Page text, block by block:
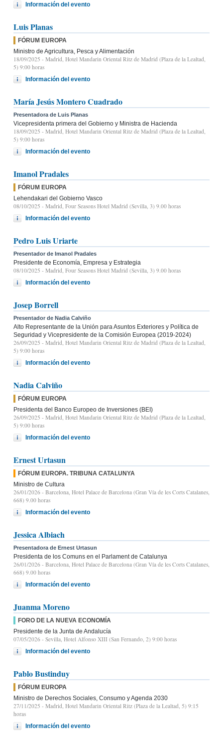
Información del evento
Luis Planas
FÓRUM EUROPA
Ministro de Agricultura, Pesca y Alimentación
18/09/2025 - Madrid, Hotel Mandarin Oriental Ritz de Madrid (Plaza de la Lealtad,
5) 9:00 horas
Información del evento
María Jesús Montero Cuadrado
Presentadora de Luis Planas
Vicepresidenta primera del Gobierno y Ministra de Hacienda
18/09/2025 - Madrid, Hotel Mandarin Oriental Ritz de Madrid (Plaza de la Lealtad,
5) 9:00 horas
Información del evento
Imanol Pradales
FÓRUM EUROPA
Lehendakari del Gobierno Vasco
08/10/2025 - Madrid, Four Seasons Hotel Madrid (Sevilla, 3) 9.00 horas
Información del evento
Pedro Luis Uriarte
Presentador de Imanol Pradales
Presidente de Economía, Empresa y Estrategia
08/10/2025 - Madrid, Four Seasons Hotel Madrid (Sevilla, 3) 9.00 horas
Información del evento
Josep Borrell
Presentador de Nadia Calviño
Alto Representante de la Unión para Asuntos Exteriores y Política de
Seguridad y Vicepresidente de la Comisión Europea (2019-2024)
26/09/2025 - Madrid, Hotel Mandarin Oriental Ritz de Madrid (Plaza de la Lealtad,
5) 9:00 horas
Información del evento
Nadia Calviño
FÓRUM EUROPA
Presidenta del Banco Europeo de Inversiones (BEI)
26/09/2025 - Madrid, Hotel Mandarin Oriental Ritz de Madrid (Plaza de la Lealtad,
5) 9:00 horas
Información del evento
Ernest Urtasun
FÓRUM EUROPA. TRIBUNA CATALUNYA
Ministro de Cultura
26/01/2026 - Barcelona, Hotel Palace de Barcelona (Gran Vía de les Corts Catalanes,
668) 9.00 horas
Información del evento
Jessica Albiach
Presentadora de Ernest Urtasun
Presidenta de los Comuns en el Parlament de Catalunya
26/01/2026 - Barcelona, Hotel Palace de Barcelona (Gran Vía de les Corts Catalanes,
668) 9.00 horas
Información del evento
Juanma Moreno
FORO DE LA NUEVA ECONOMÍA
Presidente de la Junta de Andalucía
07/05/2026 - Sevilla, Hotel Alfonso XIII (San Fernando, 2) 9:00 horas
Información del evento
Pablo Bustinduy
FÓRUM EUROPA
Ministro de Derechos Sociales, Consumo y Agenda 2030
27/11/2025 - Madrid, Hotel Mandarin Oriental Ritz (Plaza de la Lealtad, 5) 9:15
horas
Información del evento